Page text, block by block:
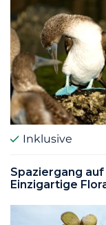
Inklusive
Spaziergang
Einzigartige